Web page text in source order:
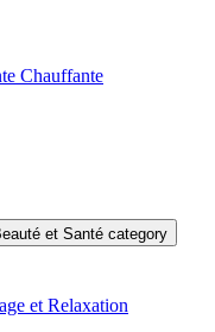
Chauffante
et Santé category
et Relaxation